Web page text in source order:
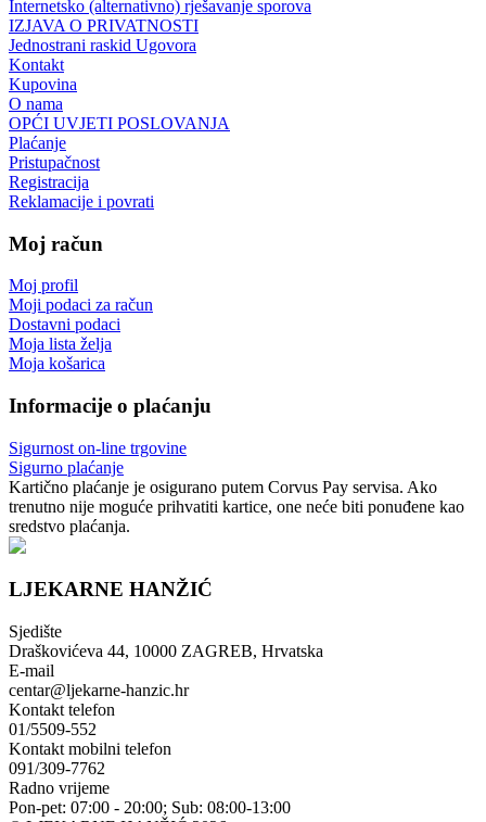
Internetsko (alternativno) rješavanje sporova
IZJAVA O PRIVATNOSTI
Jednostrani raskid Ugovora
Kontakt
Kupovina
O nama
OPĆI UVJETI POSLOVANJA
Plaćanje
Pristupačnost
Registracija
Reklamacije i povrati
Moj račun
Moj profil
Moji podaci za račun
Dostavni podaci
Moja lista želja
Moja košarica
Informacije o plaćanju
Sigurnost on-line trgovine
Sigurno plaćanje
Kartično plaćanje je osigurano putem Corvus Pay servisa. Ako
trenutno nije moguće prihvatiti kartice, one neće biti ponuđene kao
sredstvo plaćanja.
LJEKARNE HANŽIĆ
Sjedište
Draškovićeva 44, 10000 ZAGREB, Hrvatska
E-mail
centar@ljekarne-hanzic.hr
Kontakt telefon
01/5509-552
Kontakt mobilni telefon
091/309-7762
Radno vrijeme
Pon-pet: 07:00 - 20:00; Sub: 08:00-13:00